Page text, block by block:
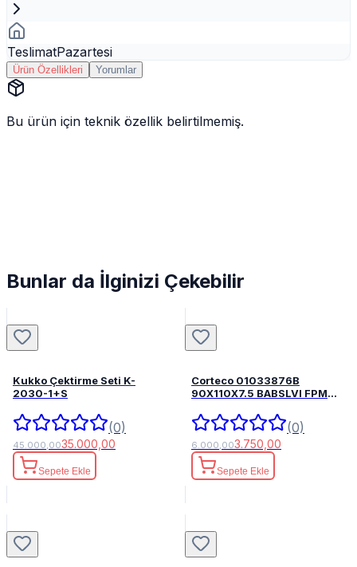
TeslimatPazartesi
Ürün Özellikleri Yorumlar
Bu ürün için teknik özellik belirtilmemiş.
Bunlar da İlginizi Çekebilir
Kukko Çektirme Seti K-
2030-1+S
(0)
45.000,0035.000,00
Sepete Ekle
Corteco 01033876B
90X110X7.5 BABSLVI FPM
(0)
6.000,003.750,00
Sepete Ekle